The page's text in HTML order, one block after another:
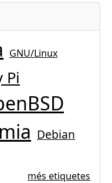
GNU/Linux
Pi
Debian
més etiquetes